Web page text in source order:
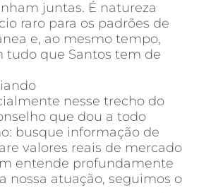
juntas. É natureza
raro para os padrões de
e, ao mesmo tempo,
tudo que Santos tem de
nesse trecho do
que dou a todo
busque informação de
valores reais de mercado
entende profundamente
nossa atuação, seguimos o